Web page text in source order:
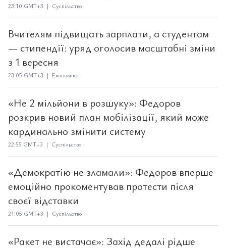
23:10 GMT+3 | Суспільство
Вчителям підвищать зарплати, а студентам
— стипендії: уряд оголосив масштабні зміни
з 1 вересня
23:05 GMT+3 | Економіка
«Не 2 мільйони в розшуку»: Федоров
розкрив новий план мобілізації, який може
кардинально змінити систему
22:55 GMT+3 | Суспільство
«Демократію не зламали»: Федоров вперше
емоційно прокоментував протести після
своєї відставки
21:05 GMT+3 | Суспільство
«Ракет не вистачає»: Захід дедалі рідше